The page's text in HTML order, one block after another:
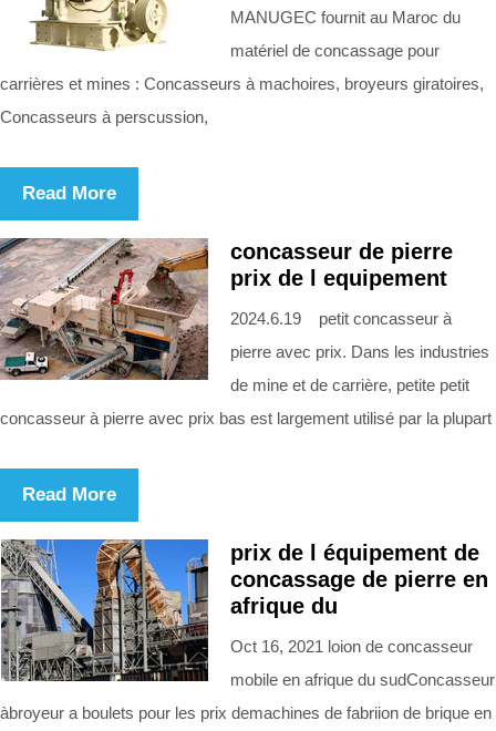
MANUGEC fournit au Maroc du
matériel de concassage pour
carrières et mines : Concasseurs à machoires, broyeurs giratoires,
Concasseurs à perscussion,
Read More
concasseur de pierre
prix de l equipement
2024.6.19 petit concasseur à
pierre avec prix. Dans les industries
de mine et de carrière, petite petit
concasseur à pierre avec prix bas est largement utilisé par la plupart
Read More
prix de l équipement de
concassage de pierre en
afrique du
Oct 16, 2021 loion de concasseur
mobile en afrique du sudConcasseur
àbroyeur a boulets pour les prix demachines de fabriion de brique en